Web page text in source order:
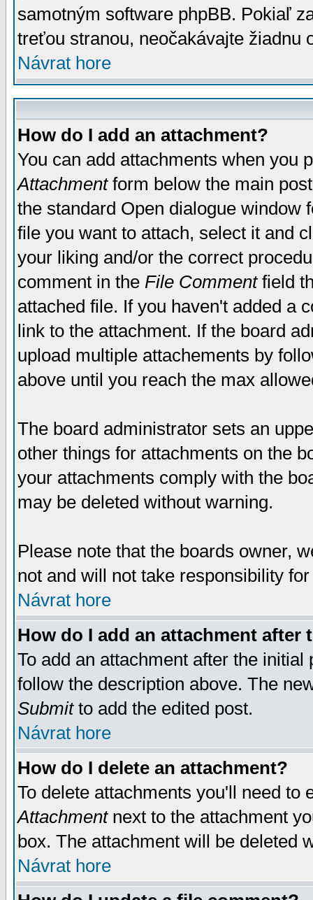
samotným software phpBB. Pokiaľ
treťou stranou, neočakávajte žiadnu
Návrat hore
How do I add an attachment?
You can add attachments when you
Attachmentform below the main
the standard Open dialogue window
file you want to attach, select it and
your liking and/or the correct
comment in the File Commentfield
attached file. If you haven't added a
link to the attachment. If the board
upload multiple attachements by
above until you reach the max
The board administrator sets an
other things for attachments on the
your attachments comply with the
may be deleted without warning.
Please note that the boards owner,
not and will not take responsibility
Návrat hore
How do I add an attachment after
To add an attachment after the
follow the description above. The
Submitto add the edited post.
Návrat hore
How do I delete an attachment?
To delete attachments you'll need
Attachmentnext to the attachment
box. The attachment will be deleted
Návrat hore